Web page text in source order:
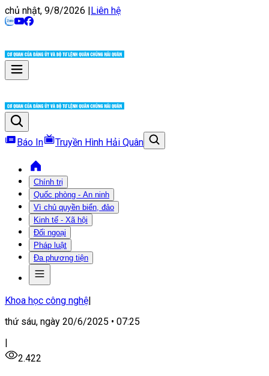
chủ nhật, 9/8/2026 |Liên hệ
Báo In Truyền Hình Hải Quân
Chính trị
Quốc phòng - An ninh
Vì chủ quyền biển, đảo
Kinh tế - Xã hội
Đối ngoại
Pháp luật
Đa phương tiện
Khoa học công nghệ|
thứ sáu, ngày 20/6/2025 • 07:25
|
2.422